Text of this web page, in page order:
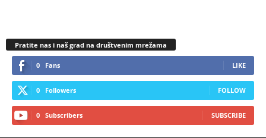
Pratite nas i naš grad na društvenim mrežama
0 Fans LIKE
0 Followers FOLLOW
0 Subscribers SUBSCRIBE